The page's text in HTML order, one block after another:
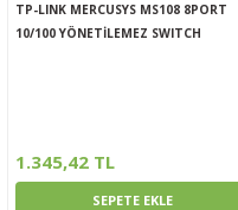
TP-LINK MERCUSYS MS108 8PORT
10/100 YÖNETİLEMEZ SWITCH
1.345,42 TL
SEPETE EKLE